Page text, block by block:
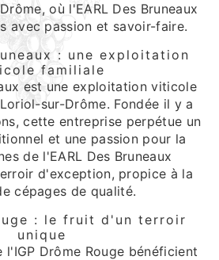
où l'EARL Des Bruneaux
avec passion et savoir-faire.
: une exploitation
familiale
est une exploitation viticole
sur-Drôme. Fondée il y a
cette entreprise perpétue un
et une passion pour la
de l'EARL Des Bruneaux
d'exception, propice à la
cépages de qualité.
: le fruit d'un terroir
unique
l'IGP Drôme Rouge bénéficient